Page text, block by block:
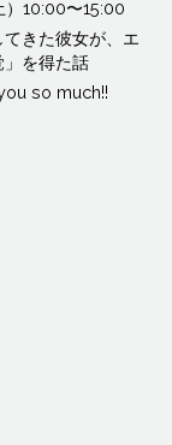
）10:00〜15:00
きた彼女が、エ
を得た話
so much!!